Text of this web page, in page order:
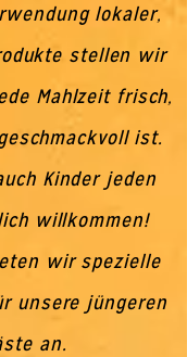
lokaler,
stellen wir
Mahlzeit frisch,
ist.
Kinder jeden
willkommen!
wir spezielle
unsere jüngeren
an.